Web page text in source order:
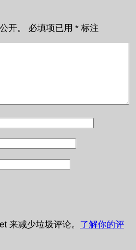
开。 必填项已用 * 标注
来减少垃圾评论。 了解你的评